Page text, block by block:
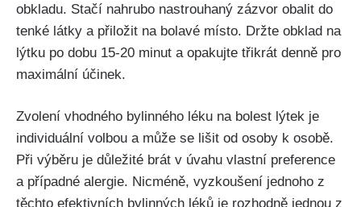
obkladu. Stačí nahrubo nastrouhaný ⁢zázvor ‌obalit do
tenké látky a přiložit na bolavé místo. Držte obklad ‍na
lýtku po dobu 15-20 ‍minut a‌ opakujte ‌třikrát ⁤denně pro
maximální účinek.
Zvolení vhodného⁤ bylinného léku na bolest lýtek je
individuální ⁣volbou a ‌může ⁢se lišit⁤ od osoby k osobě.
⁤Při výběru⁣ je důležité brát v úvahu vlastní preference
a případné ⁤alergie. Nicméně, vyzkoušení jednoho ⁤z
těchto efektivních bylinných léků je rozhodně jednou z